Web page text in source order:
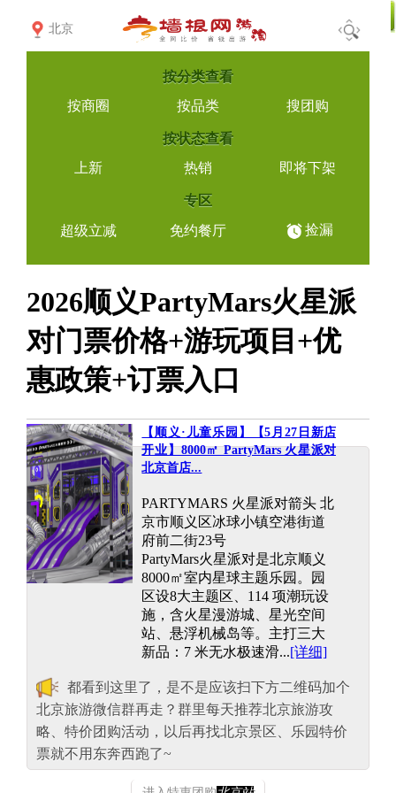
北京
按分类查看
按商圈
按品类 搜团购
按状态查看
上新
热销 即将下架
专区
超级立减
免约餐厅 捡漏
2026顺义PartyMars火星派
对门票价格+游玩项目+优
惠政策+订票入口
【顺义·儿童乐园】【5月27日新店
开业】8000㎡ PartyMars 火星派对
北京首店...
PARTYMARS 火星派对箭头 北
京市顺义区冰球小镇空港街道
府前二街23号
PartyMars火星派对是北京顺义
8000㎡室内星球主题乐园。园
区设8大主题区、114 项潮玩设
施，含火星漫游城、星光空间
站、悬浮机械岛等。主打三大
新品：7 米无水极速滑...[详细]
都看到这里了，是不是应该扫下方二维码加个
北京旅游微信群再走？群里每天推荐北京旅游攻
略、特价团购活动，以后再找北京景区、乐园特价
票就不用东奔西跑了~